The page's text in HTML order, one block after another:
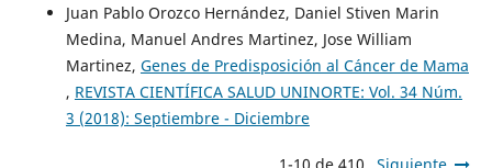
Juan Pablo Orozco Hernández, Daniel Stiven Marin
Medina, Manuel Andres Martinez, Jose William
Martinez, Genes de Predisposición al Cáncer de Mama
, REVISTA CIENTÍFICA SALUD UNINORTE: Vol. 34 Núm.
3 (2018): Septiembre - Diciembre
1-10 de 410 Siguiente